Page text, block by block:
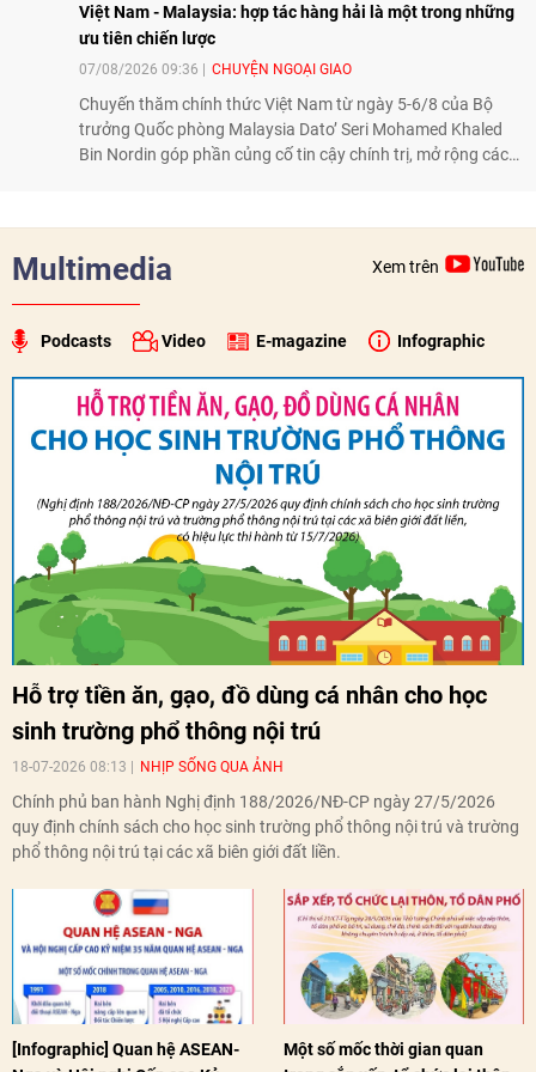
Việt Nam - Malaysia: hợp tác hàng hải là một trong những
ưu tiên chiến lược
07/08/2026 09:36 CHUYỆN NGOẠI GIAO
Chuyến thăm chính thức Việt Nam từ ngày 5-6/8 của Bộ
trưởng Quốc phòng Malaysia Dato’ Seri Mohamed Khaled
Bin Nordin góp phần củng cố tin cậy chính trị, mở rộng các
Multimedia Xem trên
Podcasts Video E-magazine Infographic
Hỗ trợ tiền ăn, gạo, đồ dùng cá nhân cho học
sinh trường phổ thông nội trú
18-07-2026 08:13 NHỊP SỐNG QUA ẢNH
Chính phủ ban hành Nghị định 188/2026/NĐ-CP ngày 27/5/2026
quy định chính sách cho học sinh trường phổ thông nội trú và trường
phổ thông nội trú tại các xã biên giới đất liền.
[Infographic] Quan hệ ASEAN-
Một số mốc thời gian quan